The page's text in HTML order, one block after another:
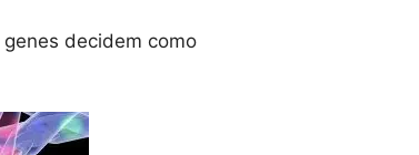
decidem como